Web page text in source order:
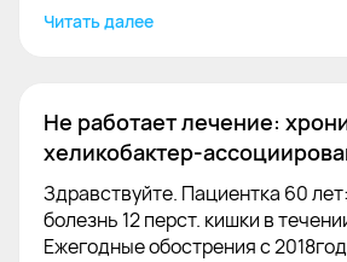
Читать далее
Не работает лечение:
хеликобактер-
Здравствуйте. Пациентка 60
болезнь 12 перст. кишки в
Ежегодные обострения с